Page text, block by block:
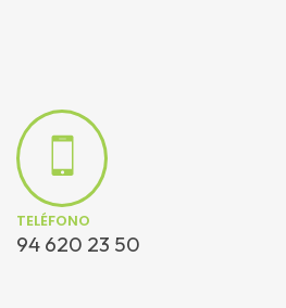
TELÉFONO
94 620 23 50